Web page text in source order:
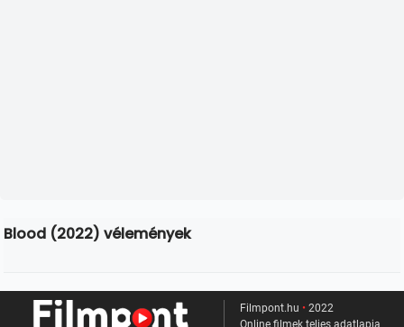
Blood (2022) vélemények
Filmpont.hu• 2022
Online filmek teljes adatlapja